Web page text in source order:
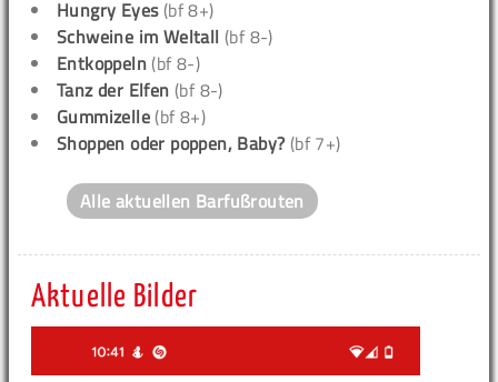
Hungry Eyes(bf 8+)
Schweine im Weltall (bf 8-)
Entkoppeln (bf 8-)
Tanz der Elfen (bf 8-)
Gummizelle (bf 8+)
Shoppen oder poppen, Baby? (bf 7+)
Alle aktuellen Barfußrouten
Aktuelle Bilder